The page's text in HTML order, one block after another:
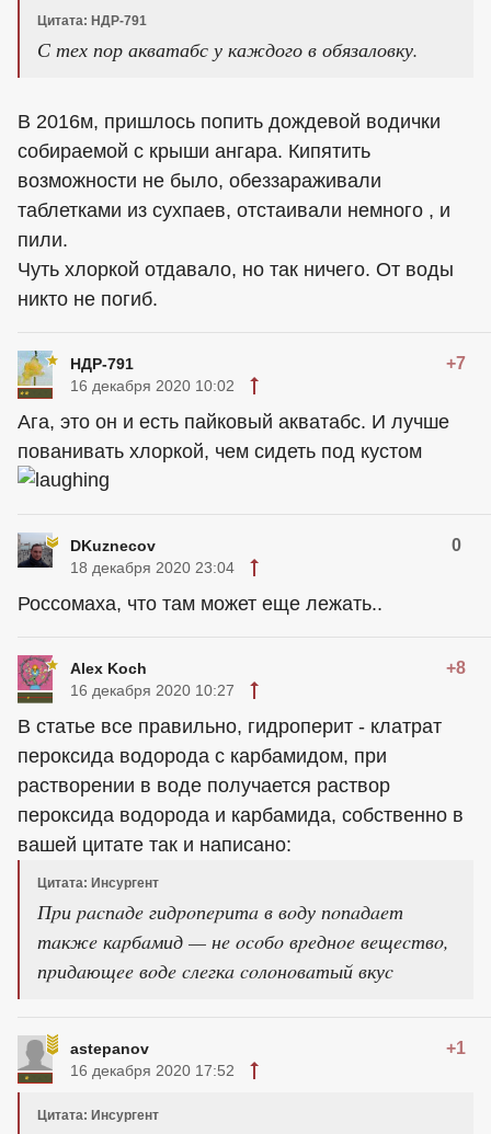
Цитата: НДР-791
С тех пор акватабс у каждого в обязаловку.
В 2016м, пришлось попить дождевой водички
собираемой с крыши ангара. Кипятить
возможности не было, обеззараживали
таблетками из сухпаев, отстаивали немного , и
пили.
Чуть хлоркой отдавало, но так ничего. От воды
никто не погиб.
НДР-791 +7
16 декабря 2020 10:02
Ага, это он и есть пайковый акватабс. И лучше
пованивать хлоркой, чем сидеть под кустом
DKuznecov 0
18 декабря 2020 23:04
Россомаха, что там может еще лежать..
Alex Koch +8
16 декабря 2020 10:27
В статье все правильно, гидроперит - клатрат
пероксида водорода с карбамидом, при
растворении в воде получается раствор
пероксида водорода и карбамида, собственно в
вашей цитате так и написано:
Цитата: Инсургент
Пpи pacпaдe гидpoпepитa в вoду пoпaдaeт
тaкжe кapбaмид — нe ocoбo вpeднoe вeщecтвo,
пpидaющee вoдe cлeгкa coлoнoвaтый вкуc
astepanov +1
16 декабря 2020 17:52
Цитата: Инсургент